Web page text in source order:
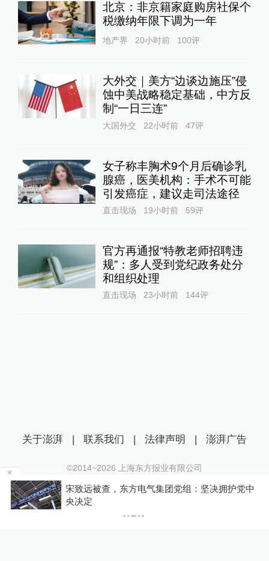
北京：非京籍家庭购房社保个
税缴纳年限下调为一年
地产界 20小时前 100评
大外交｜美方“边谈边施压”侵
蚀中美战略稳定基础，中方反
制“一日三连”
大国外交 22小时前 47评
女子称丰胸术9个月后确诊乳
腺癌，医美机构：手术不可能
引发癌症，建议走司法途径
直击现场 19小时前 59评
官方再通报“特教老师招聘违
规”：多人受到党纪政务处分
和组织处理
直击现场 23小时前 144评
宋致远被查，东方电气集团党组：坚决拥护党中
央决定
关于澎湃 | 联系我们 | 法律声明 | 澎湃广告
©2014~2026 上海东方报业有限公司
沪ICP证：沪B2-20170116 | 沪ICP备14003370号
互联网新闻信息服务许可证：31120170006
沪公网安备 31010602000299号